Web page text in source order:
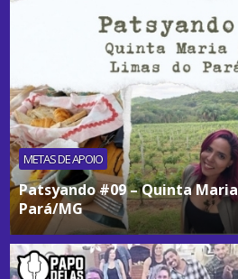
METAS DE APOIO
Patsyando #09 – Quinta
Pará/MG